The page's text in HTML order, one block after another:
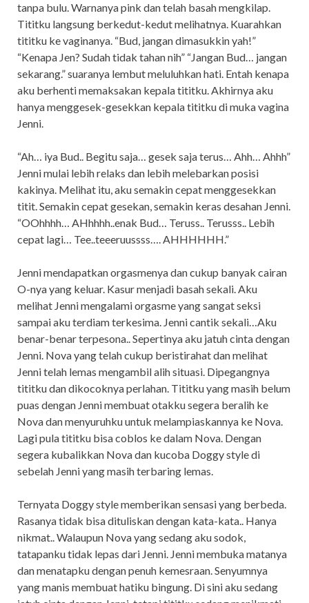
tanpa bulu. Warnanya pink dan telah basah mengkilap.
Tititku langsung berkedut-kedut melihatnya. Kuarahkan
tititku ke vaginanya. “Bud, jangan dimasukkin yah!”
“Kenapa Jen? Sudah tidak tahan nih” “Jangan Bud… jangan
sekarang.” suaranya lembut meluluhkan hati. Entah kenapa
aku berhenti memaksakan kepala tititku. Akhirnya aku
hanya menggesek-gesekkan kepala tititku di muka vagina
Jenni.
“Ah… iya Bud.. Begitu saja… gesek saja terus… Ahh… Ahhh”
Jenni mulai lebih relaks dan lebih melebarkan posisi
kakinya. Melihat itu, aku semakin cepat menggesekkan
titit. Semakin cepat gesekan, semakin keras desahan Jenni.
“OOhhhh… AHhhhh..enak Bud… Teruss.. Terusss.. Lebih
cepat lagi… Tee..teeeruussss…. AHHHHHH.”
Jenni mendapatkan orgasmenya dan cukup banyak cairan
O-nya yang keluar. Kasur menjadi basah sekali. Aku
melihat Jenni mengalami orgasme yang sangat seksi
sampai aku terdiam terkesima. Jenni cantik sekali…Aku
benar-benar terpesona.. Sepertinya aku jatuh cinta dengan
Jenni. Nova yang telah cukup beristirahat dan melihat
Jenni telah lemas mengambil alih situasi. Dipegangnya
tititku dan dikocoknya perlahan. Tititku yang masih belum
puas dengan Jenni membuat otakku segera beralih ke
Nova dan menyuruhku untuk melampiaskannya ke Nova.
Lagi pula tititku bisa coblos ke dalam Nova. Dengan
segera kubalikkan Nova dan kucoba Doggy style di
sebelah Jenni yang masih terbaring lemas.
Ternyata Doggy style memberikan sensasi yang berbeda.
Rasanya tidak bisa dituliskan dengan kata-kata.. Hanya
nikmat.. Walaupun Nova yang sedang aku sodok,
tatapanku tidak lepas dari Jenni. Jenni membuka matanya
dan menatapku dengan penuh kemesraan. Senyumnya
yang manis membuat hatiku bingung. Di sini aku sedang